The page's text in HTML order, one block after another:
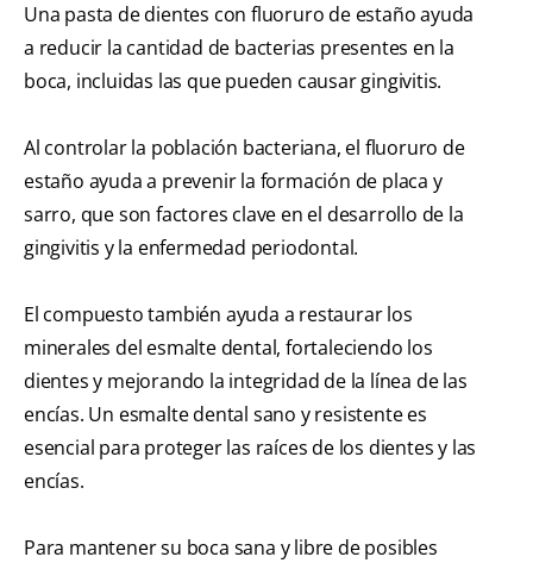
Una pasta de dientes con fluoruro de estaño ayuda
a reducir la cantidad de bacterias presentes en la
boca, incluidas las que pueden causar gingivitis.
Al controlar la población bacteriana, el fluoruro de
estaño ayuda a prevenir la formación de placa y
sarro, que son factores clave en el desarrollo de la
gingivitis y la enfermedad periodontal.
El compuesto también ayuda a restaurar los
minerales del esmalte dental, fortaleciendo los
dientes y mejorando la integridad de la línea de las
encías. Un esmalte dental sano y resistente es
esencial para proteger las raíces de los dientes y las
encías.
Para mantener su boca sana y libre de posibles